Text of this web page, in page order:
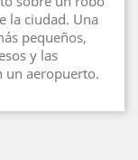
la ciudad. Una
pequeños,
y las
un aeropuerto.